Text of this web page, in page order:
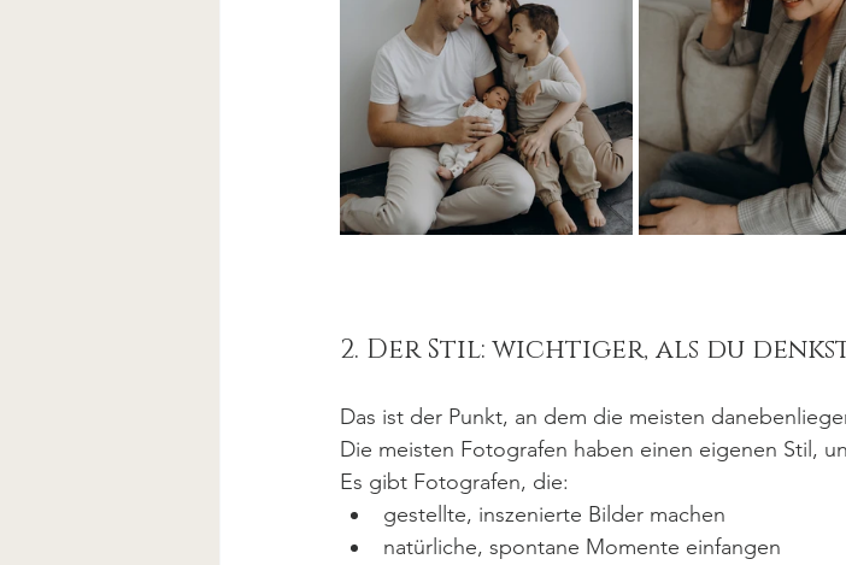
2. Der Stil: wichtiger, als du
Das ist der Punkt, an dem die meisten
Die meisten Fotografen haben einen eigenen Stil,
Es gibt Fotografen, die:
gestellte, inszenierte Bilder machen
natürliche, spontane Momente einfangen